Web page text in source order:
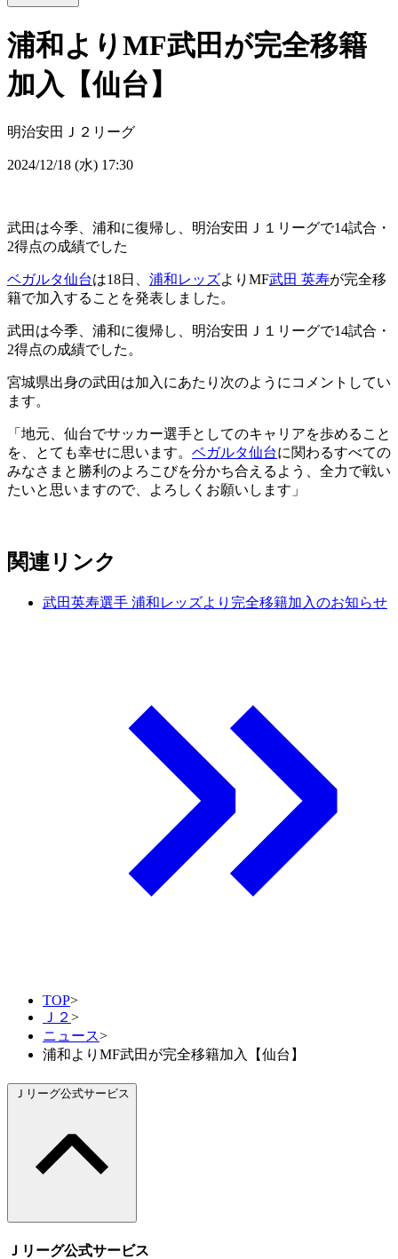
浦和よりMF武田が完全移籍
加入【仙台】
明治安田Ｊ２リーグ
2024/12/18 (水) 17:30
武田は今季、浦和に復帰し、明治安田Ｊ１リーグで14試合・
2得点の成績でした
ベガルタ仙台は18日、 浦和レッズよりMF武田 英寿が完全移
籍で加入することを発表しました。
武田は今季、浦和に復帰し、明治安田Ｊ１リーグで14試合・
2得点の成績でした。
宮城県出身の武田は加入にあたり次のようにコメントしてい
ます。
「地元、仙台でサッカー選手としてのキャリアを歩めること
を、とても幸せに思います。 ベガルタ仙台に関わるすべての
みなさまと勝利のよろこびを分かち合えるよう、全力で戦い
たいと思いますので、よろしくお願いします」
関連リンク
武田英寿選手 浦和レッズより完全移籍加入のお知らせ
TOP>
Ｊ２ >
ニュース>
浦和よりMF武田が完全移籍加入【仙台】
Ｊリーグ公式サービス
Ｊリーグ公式サービス